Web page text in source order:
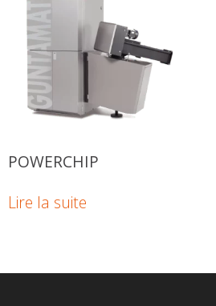
POWERCHIP
Lire la suite